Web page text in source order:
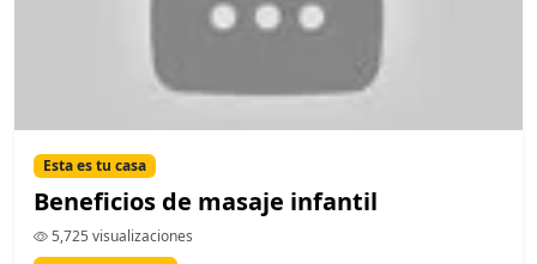
Esta es tu casa
Beneficios de masaje infantil
5,725 visualizaciones